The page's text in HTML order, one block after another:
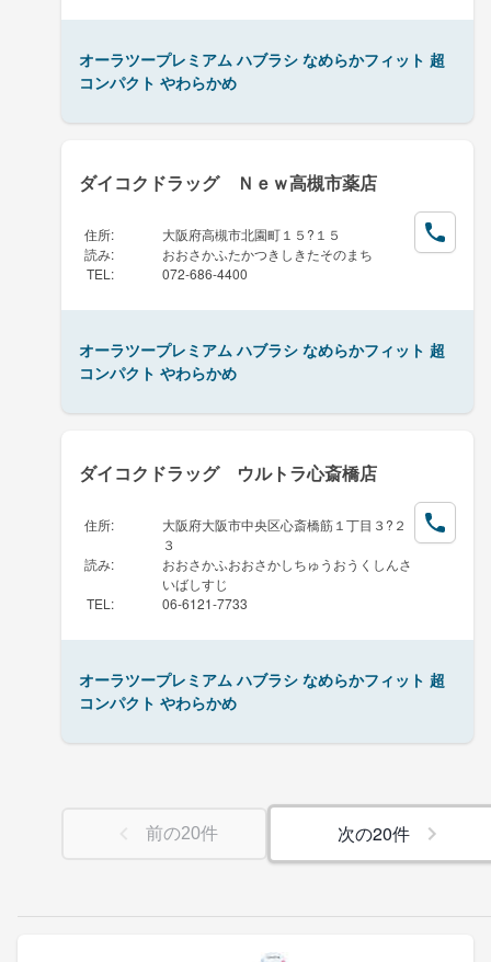
オーラツープレミアム ハブラシ なめらかフィット 超
コンパクト やわらかめ
ダイコクドラッグ Ｎｅｗ高槻市薬店
住所:
大阪府高槻市北園町１５?１５
読み:
おおさかふたかつきしきたそのまち
TEL : 072-686-4400
オーラツープレミアム ハブラシ なめらかフィット 超
コンパクト やわらかめ
ダイコクドラッグ ウルトラ心斎橋店
住所:
大阪府大阪市中央区心斎橋筋１丁目３?２
３
読み:
おおさかふおおさかしちゅうおうくしんさ
いばしすじ
TEL : 06-6121-7733
オーラツープレミアム ハブラシ なめらかフィット 超
コンパクト やわらかめ
前の20件 次の20件